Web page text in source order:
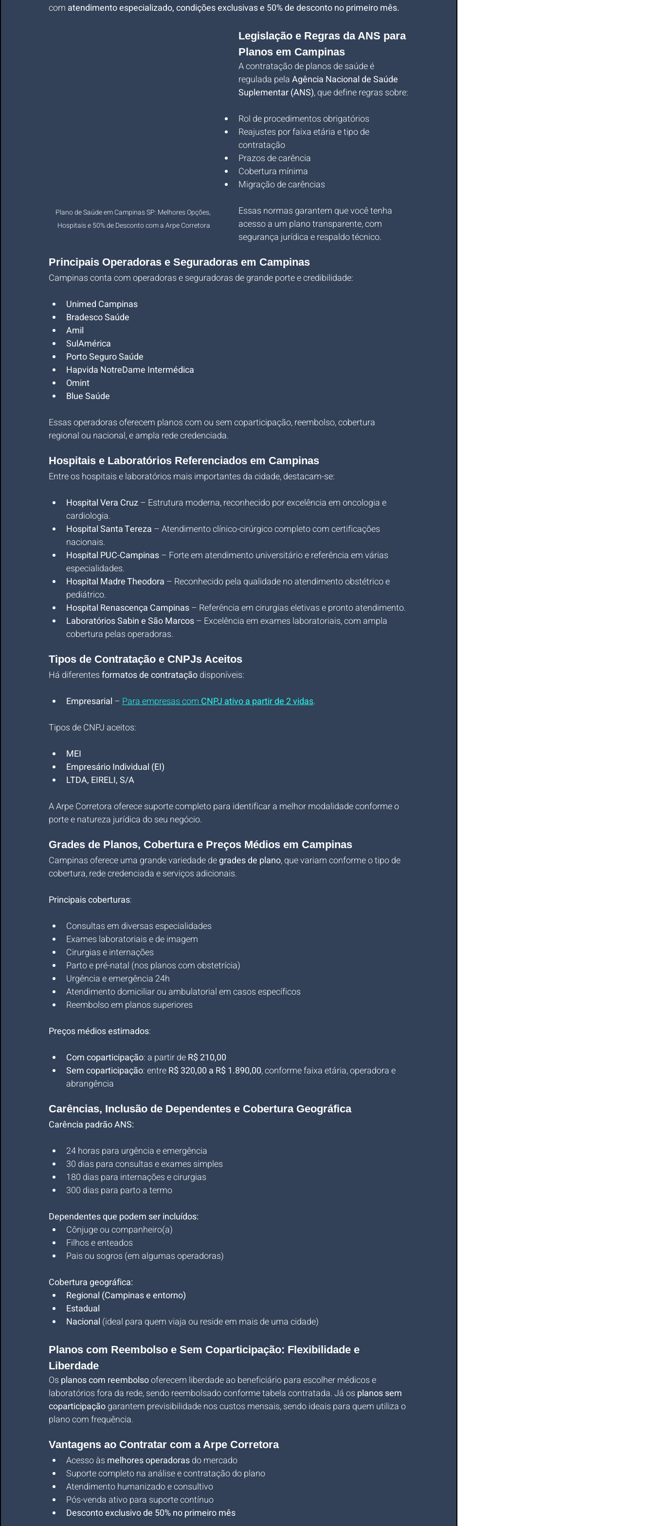
com atendimento especializado, condições exclusivas e 50% de desconto no primeiro mês.
Plano de Saúde em Campinas SP: Melhores Opções,
Hospitais e 50% de Desconto com a Arpe Corretora
Legislação e Regras da ANS para
Planos em Campinas
A contratação de planos de saúde é
regulada pela Agência Nacional de Saúde
Suplementar (ANS), que define regras sobre:
Rol de procedimentos obrigatórios
Reajustes por faixa etária e tipo de
contratação
Prazos de carência
Cobertura mínima
Migração de carências
Essas normas garantem que você tenha
acesso a um plano transparente, com
segurança jurídica e respaldo técnico.
Principais Operadoras e Seguradoras em Campinas
Campinas conta com operadoras e seguradoras de grande porte e credibilidade:
Unimed Campinas
Bradesco Saúde
Amil
SulAmérica
Porto Seguro Saúde
Hapvida NotreDame Intermédica
Omint
Blue Saúde
Essas operadoras oferecem planos com ou sem coparticipação, reembolso, cobertura
regional ou nacional, e ampla rede credenciada.
Hospitais e Laboratórios Referenciados em Campinas
Entre os hospitais e laboratórios mais importantes da cidade, destacam-se:
Hospital Vera Cruz – Estrutura moderna, reconhecido por excelência em oncologia e
cardiologia.
Hospital Santa Tereza – Atendimento clínico-cirúrgico completo com certificações
nacionais.
Hospital PUC-Campinas – Forte em atendimento universitário e referência em várias
especialidades.
Hospital Madre Theodora – Reconhecido pela qualidade no atendimento obstétrico e
pediátrico.
Hospital Renascença Campinas – Referência em cirurgias eletivas e pronto atendimento.
Laboratórios Sabin e São Marcos – Excelência em exames laboratoriais, com ampla
cobertura pelas operadoras.
Tipos de Contratação e CNPJs Aceitos
Há diferentes formatos de contratação disponíveis:
Empresarial – Para empresas com CNPJ ativo a partir de 2 vidas.
Tipos de CNPJ aceitos:
MEI
Empresário Individual (EI)
LTDA, EIRELI, S/A
A Arpe Corretora oferece suporte completo para identificar a melhor modalidade conforme o
porte e natureza jurídica do seu negócio.
Grades de Planos, Cobertura e Preços Médios em Campinas
Campinas oferece uma grande variedade de grades de plano, que variam conforme o tipo de
cobertura, rede credenciada e serviços adicionais.
Principais coberturas:
Consultas em diversas especialidades
Exames laboratoriais e de imagem
Cirurgias e internações
Parto e pré-natal (nos planos com obstetrícia)
Urgência e emergência 24h
Atendimento domiciliar ou ambulatorial em casos específicos
Reembolso em planos superiores
Preços médios estimados:
Com coparticipação: a partir de R$ 210,00
Sem coparticipação: entre R$ 320,00 a R$ 1.890,00, conforme faixa etária, operadora e
abrangência
Carências, Inclusão de Dependentes e Cobertura Geográfica
Carência padrão ANS:
24 horas para urgência e emergência
30 dias para consultas e exames simples
180 dias para internações e cirurgias
300 dias para parto a termo
Dependentes que podem ser incluídos:
Cônjuge ou companheiro(a)
Filhos e enteados
Pais ou sogros (em algumas operadoras)
Cobertura geográfica:
Regional (Campinas e entorno)
Estadual
Nacional (ideal para quem viaja ou reside em mais de uma cidade)
Planos com Reembolso e Sem Coparticipação: Flexibilidade e
Liberdade
Os planos com reembolso oferecem liberdade ao beneficiário para escolher médicos e
laboratórios fora da rede, sendo reembolsado conforme tabela contratada. Já os planos sem
coparticipação garantem previsibilidade nos custos mensais, sendo ideais para quem utiliza o
plano com frequência.
Vantagens ao Contratar com a Arpe Corretora
Acesso às melhores operadoras do mercado
Suporte completo na análise e contratação do plano
Atendimento humanizado e consultivo
Pós-venda ativo para suporte contínuo
Desconto exclusivo de 50% no primeiro mês